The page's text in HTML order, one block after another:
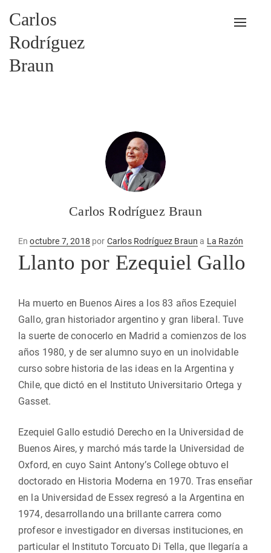
Carlos
Rodríguez
Braun
Carlos Rodríguez Braun
EnPublicado
en
octubre 7, 2018 por Carlos Rodríguez Braun a La Razón
Llanto por Ezequiel Gallo
Ha muerto en Buenos Aires a los 83 años Ezequiel
Gallo, gran historiador argentino y gran liberal. Tuve
la suerte de conocerlo en Madrid a comienzos de los
años 1980, y de ser alumno suyo en un inolvidable
curso sobre historia de las ideas en la Argentina y
Chile, que dictó en el Instituto Universitario Ortega y
Gasset.
Ezequiel Gallo estudió Derecho en la Universidad de
Buenos Aires, y marchó más tarde la Universidad de
Oxford, en cuyo Saint Antony’s College obtuvo el
doctorado en Historia Moderna en 1970. Tras enseñar
en la Universidad de Essex regresó a la Argentina en
1974, desarrollando una brillante carrera como
profesor e investigador en diversas instituciones, en
particular el Instituto Torcuato Di Tella, que llegaría a